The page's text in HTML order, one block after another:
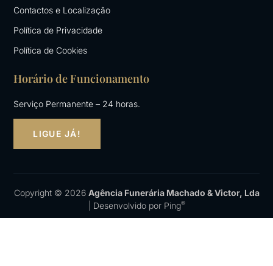
Contactos e Localização
Política de Privacidade
Política de Cookies
Horário de Funcionamento
Serviço Permanente – 24 horas.
LIGUE JÁ!
Copyright © 2026 Agência Funerária Machado & Victor, Lda
| Desenvolvido por Ping®